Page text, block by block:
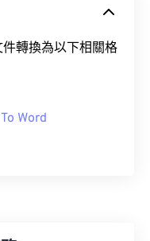
轉換為以下相關格
Word